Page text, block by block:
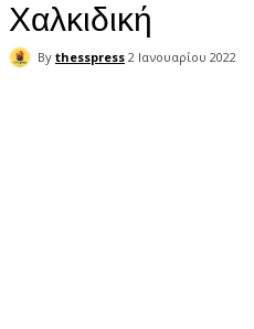
Χαλκιδική
By thesspress 2 Ιανουαρίου 2022